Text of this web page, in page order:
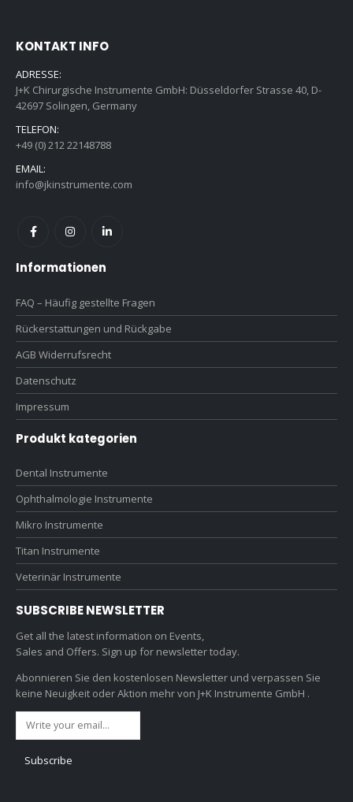
KONTAKT INFO
ADRESSE:
J+K Chirurgische Instrumente GmbH: Düsseldorfer Strasse 40, D-
42697 Solingen, Germany
TELEFON:
+49 (0) 212 22148788
EMAIL:
info@jkinstrumente.com
Informationen
FAQ – Häufig gestellte Fragen
Rückerstattungen und Rückgabe
AGB Widerrufsrecht
Datenschutz
Impressum
Produkt kategorien
Dental Instrumente
Ophthalmologie Instrumente
Mikro Instrumente
Titan Instrumente
Veterinär Instrumente
SUBSCRIBE NEWSLETTER
Get all the latest information on Events,
Sales and Offers. Sign up for newsletter today.
Abonnieren Sie den kostenlosen Newsletter und verpassen Sie
keine Neuigkeit oder Aktion mehr von J+K Instrumente GmbH .